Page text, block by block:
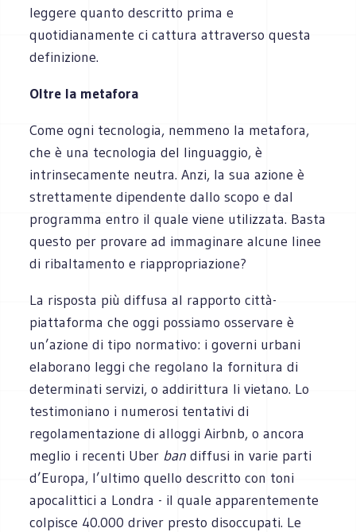
leggere quanto descritto prima e
quotidianamente ci cattura attraverso questa
definizione.
Oltre la metafora
Come ogni tecnologia, nemmeno la metafora,
che è una tecnologia del linguaggio, è
intrinsecamente neutra. Anzi, la sua azione è
strettamente dipendente dallo scopo e dal
programma entro il quale viene utilizzata. Basta
questo per provare ad immaginare alcune linee
di ribaltamento e riappropriazione?
La risposta più diffusa al rapporto città-
piattaforma che oggi possiamo osservare è
un’azione di tipo normativo: i governi urbani
elaborano leggi che regolano la fornitura di
determinati servizi, o addirittura li vietano. Lo
testimoniano i numerosi tentativi di
regolamentazione di alloggi Airbnb, o ancora
meglio i recenti Uber ban diffusi in varie parti
d’Europa, l’ultimo quello descritto con toni
apocalittici a Londra - il quale apparentemente
colpisce 40.000 driver presto disoccupati. Le